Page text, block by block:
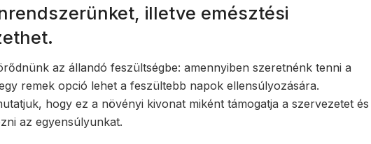
illetve emésztési
az állandó feszültségbe: amennyiben szeretnénk tenni a
remek opció lehet a feszültebb napok ellensúlyozására.
hogy ez a növényi kivonat miként támogatja a szervezetet és
az egyensúlyunkat.